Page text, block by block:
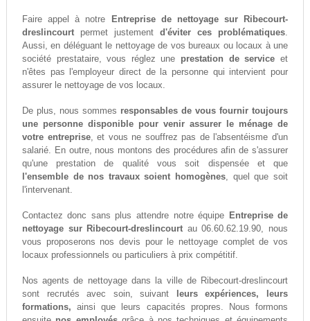
Faire appel à notre
Entreprise de nettoyage sur Ribecourt-
dreslincourtpermet justement d'éviter ces problématiques.
Aussi, en déléguant le nettoyage de vos bureaux ou locaux à une
société prestataire, vous réglez une prestation de service et
n'êtes pas l'employeur direct de la personne qui intervient pour
assurer le nettoyage de vos locaux.
De plus, nous sommes responsables de vous fournir toujours
une personne disponible pour venir assurer le ménage de
votre entreprise, et vous ne souffrez pas de l'absentéisme d'un
salarié. En outre, nous montons des procédures afin de s'assurer
qu'une prestation de qualité vous soit dispensée et que
l'ensemble de nos travaux soient homogènes, quel que soit
l'intervenant.
Contactez donc sans plus attendre notre équipe Entreprise de
nettoyage sur Ribecourt-dreslincourt au 06.60.62.19.90, nous
vous proposerons nos devis pour le nettoyage complet de vos
locaux professionnels ou particuliers à prix compétitif.
Nos agents de nettoyage dans la ville de Ribecourt-dreslincourt
sont recrutés avec soin, suivant
leurs expériences, leurs
formations, ainsi que leurs capacités propres. Nous formons